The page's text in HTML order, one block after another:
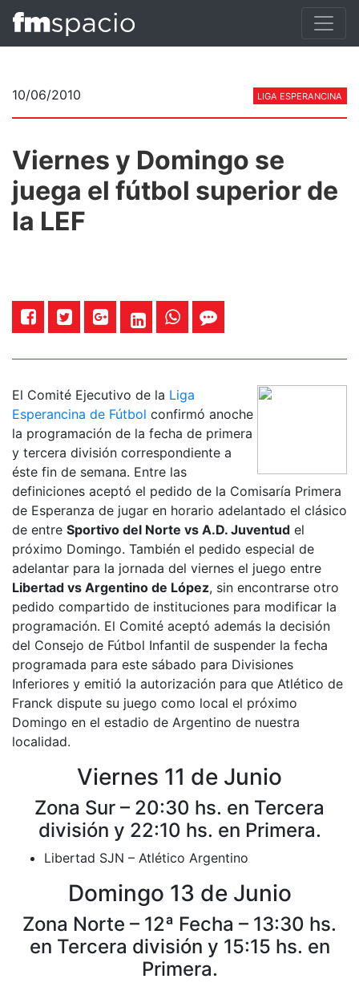
10/06/2010 LIGA ESPERANCINA
Viernes y Domingo se
juega el fútbol superior de
la LEF
El Comité Ejecutivo de la Liga
Esperancina de Fútbol confirmó anoche
la programación de la fecha de primera
y tercera división correspondiente a
éste fin de semana. Entre las
definiciones aceptó el pedido de la Comisaría Primera
de Esperanza de jugar en horario adelantado el clásico
de entre Sportivo del Norte vs A.D. Juventud el
próximo Domingo. También el pedido especial de
adelantar para la jornada del viernes el juego entre
Libertad vs Argentino de López, sin encontrarse otro
pedido compartido de instituciones para modificar la
programación. El Comité aceptó además la decisión
del Consejo de Fútbol Infantil de suspender la fecha
programada para este sábado para Divisiones
Inferiores y emitió la autorización para que Atlético de
Franck dispute su juego como local el próximo
Domingo en el estadio de Argentino de nuestra
localidad.
Viernes 11 de Junio
Zona Sur – 20:30 hs. en Tercera
división y 22:10 hs. en Primera.
Libertad SJN – Atlético Argentino
Domingo 13 de Junio
Zona Norte – 12ª Fecha – 13:30 hs.
en Tercera división y 15:15 hs. en
Primera.